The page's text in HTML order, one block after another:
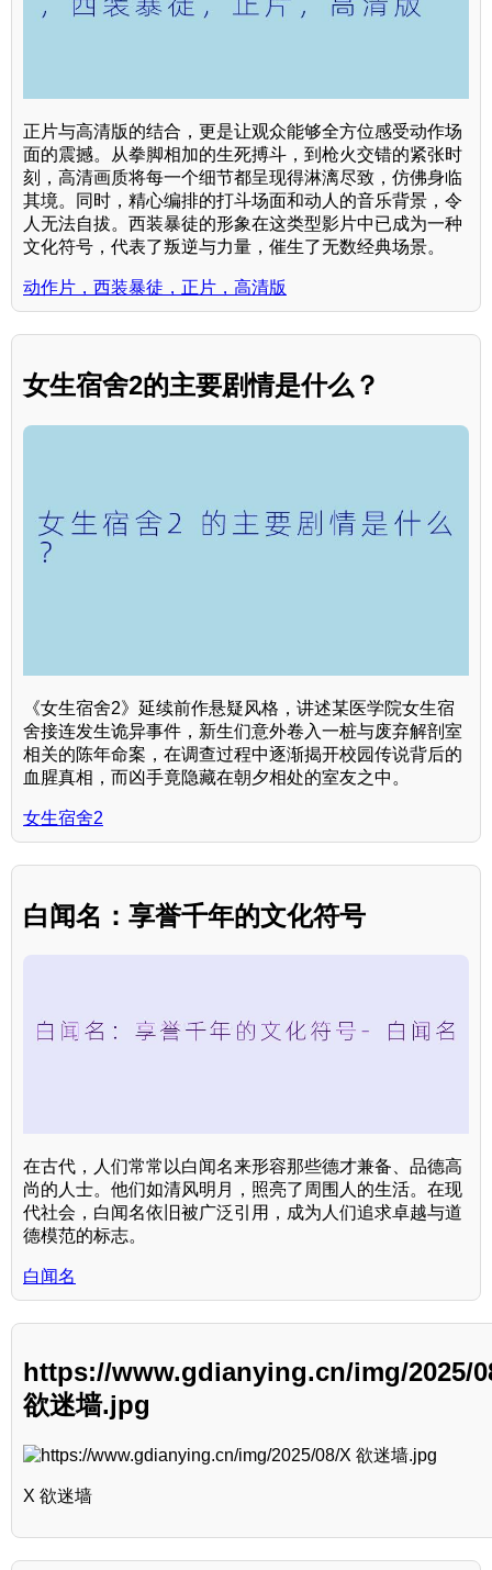
正片与高清版的结合，更是让观众能够全方位感受动作场
面的震撼。从拳脚相加的生死搏斗，到枪火交错的紧张时
刻，高清画质将每一个细节都呈现得淋漓尽致，仿佛身临
其境。同时，精心编排的打斗场面和动人的音乐背景，令
人无法自拔。西装暴徒的形象在这类型影片中已成为一种
文化符号，代表了叛逆与力量，催生了无数经典场景。
动作片，西装暴徒，正片，高清版
女生宿舍2的主要剧情是什么？
《女生宿舍2》延续前作悬疑风格，讲述某医学院女生宿
舍接连发生诡异事件，新生们意外卷入一桩与废弃解剖室
相关的陈年命案，在调查过程中逐渐揭开校园传说背后的
血腥真相，而凶手竟隐藏在朝夕相处的室友之中。
女生宿舍2
白闻名：享誉千年的文化符号
在古代，人们常常以白闻名来形容那些德才兼备、品德高
尚的人士。他们如清风明月，照亮了周围人的生活。在现
代社会，白闻名依旧被广泛引用，成为人们追求卓越与道
德模范的标志。
白闻名
https://www.gdianying.cn/img/2025/
欲迷墙.jpg
X 欲迷墙